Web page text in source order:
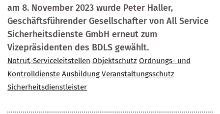
am 8. November 2023 wurde Peter Haller,
Geschäftsführender Gesellschafter von All Service
Sicherheitsdienste GmbH erneut zum
Vizepräsidenten des BDLS gewählt.
Notruf,-Serviceleitstellen Objektschutz Ordnungs- und
Kontrolldienste Ausbildung Veranstaltungsschutz
Sicherheitsdienstleister